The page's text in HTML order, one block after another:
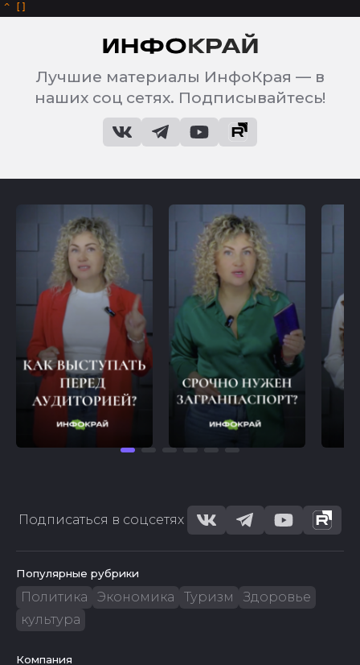
^
Лучшие материалы ИнфоКрая — в
наших соц сетях. Подписывайтесь!
Подписаться в соцсетях
Популярные рубрики
Политика Экономика Туризм
Здоровье
культура
Компания